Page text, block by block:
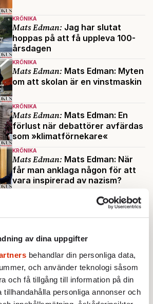
av dina uppgifter
behandlar din personliga data,
och använder teknologi såsom
och få tillgång till information på din
tillhandahålla personliga annonser och
KRÖNIKA
Mats Edman: Jag har slutat
hoppas på att få uppleva 100-
årsdagen
KRÖNIKA
Mats Edman: Mats Edman: Myten
om att skolan är en vinstmaskin
KRÖNIKA
Mats Edman: Mats Edman: En
förlust när debattörer avfärdas
som »klimatförnekare«
KRÖNIKA
Mats Edman: Mats Edman: När
får man anklaga någon för att
vara inspirerad av nazism?
Mats Edman: Mer
KRÖNIKA
»Pensionat Paradiset« för de
äldre i Sverige